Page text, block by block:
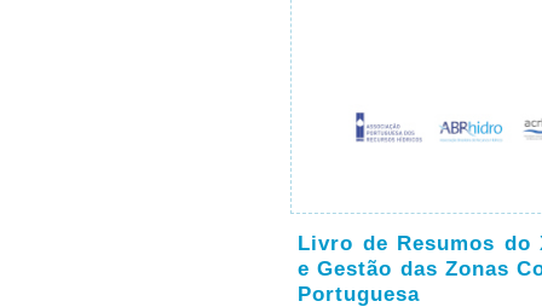
Livro de Resumos do
e Gestão das Zonas
Portuguesa